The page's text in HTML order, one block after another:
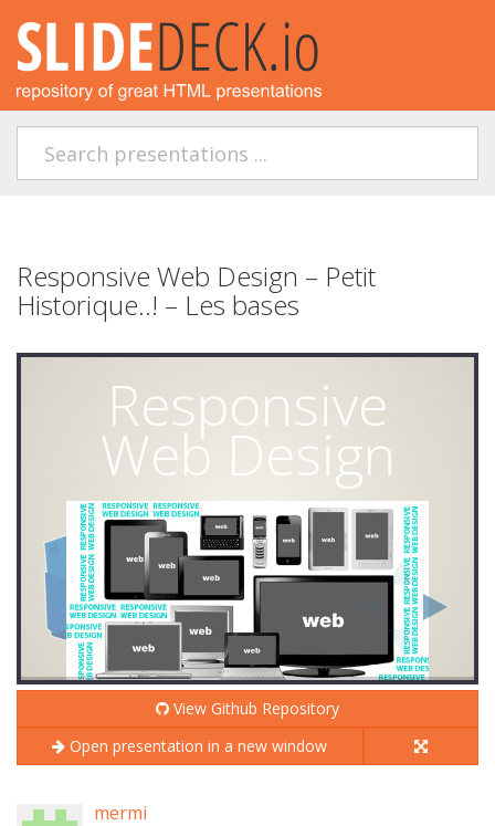
Responsive Web Design – Petit
Historique..! – Les bases
View Github Repository
Open presentation in a new window
mermi